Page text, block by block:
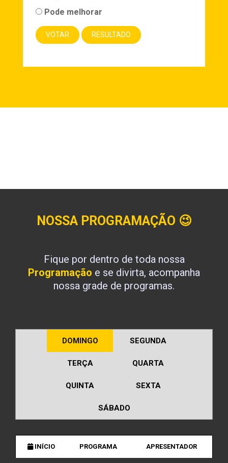
Pode melhorar
NOSSA PROGRAMAÇÃO 😉
Fique por dentro de toda nossa
Programação e se divirta, acompanha
nossa grade de programas.
DOMINGO SEGUNDA
TERÇA QUARTA
QUINTA SEXTA
SÁBADO
INÍCIO PROGRAMA APRESENTADOR